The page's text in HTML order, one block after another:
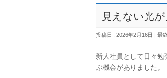
見えない光
投稿日 : 2026年2月16日 最
新人社員として日々
ぶ機会がありました。